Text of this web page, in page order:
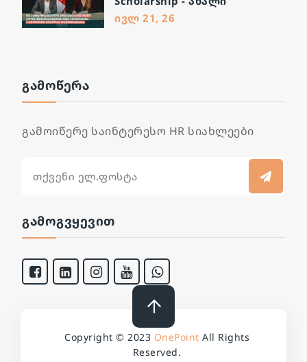
შესაძლებლობა მომავალი
ივლ 21, 26
ᲒᲐᲛᲝᲬᲔᲠᲐ
გამოიწერე საინტერესო HR სიახლეები
ᲒᲐᲛᲝᲒᲕᲧᲔᲕᲘᲗ
Copyright © 2023 OnePoint All Rights
Reserved.